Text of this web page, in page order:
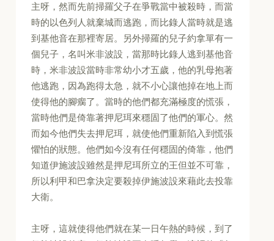
主呀，然而先前掃羅父子在爭戰當中被殺時，而當
時的以色列人就棄城而逃跑，而比錄人當時就是逃
到基他音在那裡寄居。另外掃羅的兒子約拿單有一
個兒子，名叫米非波設，當那時比錄人逃到基他音
時，米非波設當時非常幼小才五歲，他的乳母抱著
他逃跑，因為跑得太急，就不小心讓他掉在地上而
使得他的腳瘸了。當時的他們都充滿極度的慌張，
當時他們是倚靠著押尼珥來穩固了他們的軍心。然
而如今他們失去押尼珥，就使他們重新陷入到慌張
懼怕的狀態。他們如今沒有任何穩固的倚靠，他們
知道伊施波設雖然是押尼珥所立的王但並不可靠，
所以利甲和巴拿決定要殺掉伊施波設來藉此去投靠
大衛。
主呀，這就使得他們就在某一日午熱的時候，到了